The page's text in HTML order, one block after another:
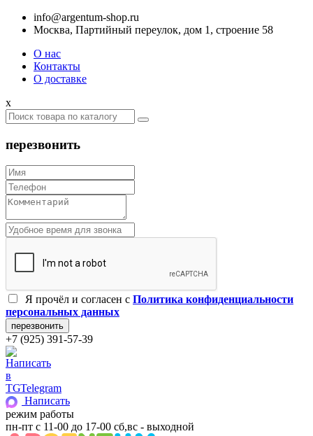
info@argentum-shop.ru
Москва, Партийный переулок, дом 1, строение 58
О нас
Контакты
О доставке
x
перезвонить
Я прочёл и согласен c Политика конфиденциальности
персональных данных
+7 (925) 391-57-39
Telegram
Написать
режим работы
пн-пт с 11-00 до 17-00 сб,вс - выходной